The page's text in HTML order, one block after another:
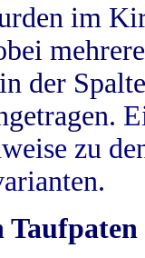
im
der
zu
Taufpaten